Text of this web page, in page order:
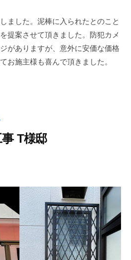
ました。泥棒に入られたとのこと
提案させて頂きました。防犯カメ
がありますが、意外に安価な価格
お施主様も喜んで頂きました。
T様邸